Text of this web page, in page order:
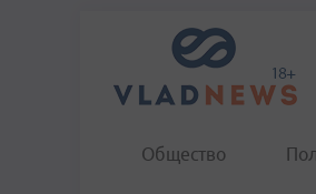
Общество